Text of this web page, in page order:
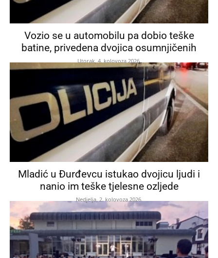
Vozio se u automobilu pa dobio teške
batine, privedena dvojica osumnjičenih
Utorak, 4. kolovoza 2026.
Mladić u Đurđevcu istukao dvojicu ljudi i
nanio im teške tjelesne ozljede
Nedjelja, 2. kolovoza 2026.